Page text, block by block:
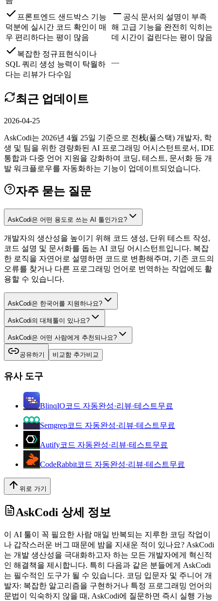
프론트엔드 샌드박스 기능
덕분에 실시간 코드 확인이 매
우 편리하다는 평이 많음
공식 문서의 설명이 부족
해 고급 기능을 완전히 익히는
데 시간이 걸린다는 평이 많음
복잡한 정규표현식이나
SQL 쿼리 생성 능력이 탁월하
다는 리뷰가 다수임
—
최근 업데이트
2026-04-25
AskCodi는 2026년 4월 25일 기준으로 전栈(풀스택) 개발자, 학
생 및 팀을 위한 경량화된 AI 프로그래밍 어시스턴트로서, IDE
통합과 다중 언어 지원을 강화하여 코딩, 테스트, 문서화 등 개
발 워크플로우를 자동화하는 기능이 업데이트되었습니다.
자주 묻는 질문
AskCodi은 어떤 용도로 쓰는 AI 툴인가요?
개발자의 생산성을 높이기 위해 코드 생성, 단위 테스트 작성,
코드 설명 및 문서화를 돕는 AI 코딩 어시스턴트입니다. 복잡
한 로직을 자연어로 설명하면 코드로 변환해주며, 기존 코드의
오류를 찾거나 다른 프로그래밍 언어로 번역하는 작업에도 활
용할 수 있습니다.
AskCodi은 한국어를 지원하나요?
AskCodi의 대체툴이 있나요?
AskCodi은 어떤 사람에게 추천되나요?
공유하기 비교함 추가비교
유사 도구
BlinqIO코드 자동완성·리뷰·테스트무료
Semgrep코드 자동완성·리뷰·테스트무료
Autify코드 자동완성·리뷰·테스트무료
CodeRabbit코드 자동완성·리뷰·테스트무료
위로 가기
AskCodi 상세 정보
이 AI 툴이 꼭 필요한 사람 매일 반복되는 지루한 코딩 작업이
나 갑작스러운 버그 때문에 밤을 지새운 적이 있나요? AskCodi
는 개발 생산성을 극대화하고자 하는 모든 개발자에게 혁신적
인 해결책을 제시합니다. 특히 다음과 같은 분들에게 AskCodi
는 필수적인 도구가 될 수 있습니다. 코딩 입문자 및 주니어 개
발자: 복잡한 알고리즘을 구현하거나 특정 프로그래밍 언어의
문법이 익숙하지 않을 때, AskCodi에 질문하면 즉시 실행 가능